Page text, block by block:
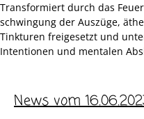
Transformiert durch das
schwingung der Auszüge,
Tinkturen freigesetzt und
Intentionen und mentalen
News vom